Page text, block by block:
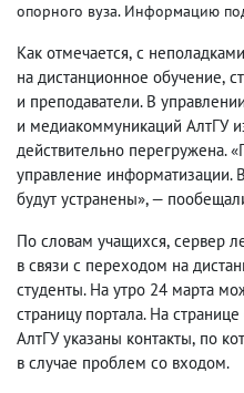
опорного вуза. Информацию
Как отмечается, с неполадками
на дистанционное обучение,
и преподаватели. В
и медиакоммуникаций АлтГУ
действительно перегружена.
управление информатизации.
будут устранены», —
По словам учащихся, сервер
в связи с переходом на
студенты. На утро 24 марта
страницу портала. На
АлтГУ указаны контакты, по
в случае проблем со входом.